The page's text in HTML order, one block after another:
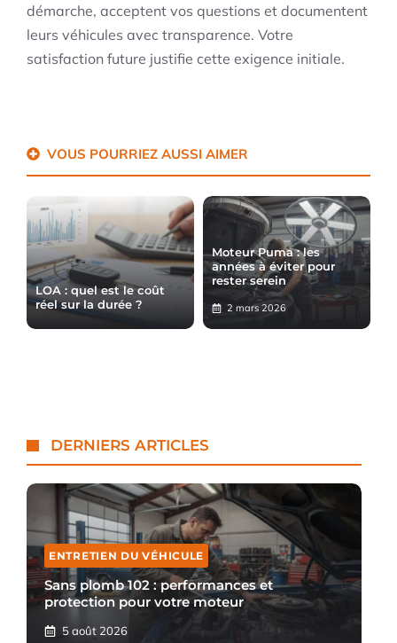
démarche, acceptent vos questions et documentent
leurs véhicules avec transparence. Votre
satisfaction future justifie cette exigence initiale.
VOUS POURRIEZ AUSSI AIMER
LOA : quel est le coût
réel sur la durée ?
Moteur Puma : les
années à éviter pour
rester serein
2 mars 2026
DERNIERS ARTICLES
ENTRETIEN DU VÉHICULE
Sans plomb 102 : performances et
protection pour votre moteur
5 août 2026